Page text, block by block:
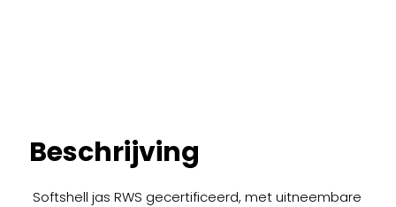
Beschrijving
Softshell jas RWS gecertificeerd, met uitneembare